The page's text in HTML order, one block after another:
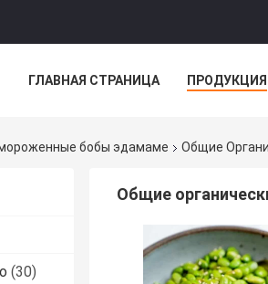
ГЛАВНАЯ СТРАНИЦА ПРОДУКЦИЯ
бобы эдамаме Общие
(30)
Общие